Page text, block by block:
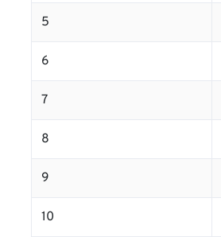
5
6
7
8
9
10